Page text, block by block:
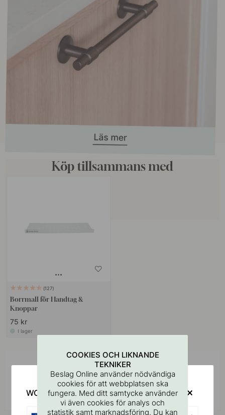
Köp tillsammans med
127
Borrmall för Handtag &
Knoppar
75 kr
I lager
Inspireras av andra
Tagga dina bilder med #beslagonline &
@beslagonline för att synas här!
COOKIES OCH LIKNANDE
TEKNIKER
Beslag Online använder nödvändiga
cookies för att webbplatsen ska
fungera. Med ditt samtycke använder
vi även cookies för analys och
statistik samt marknadsföring. Du kan
WOULD YOU RATHER VISIT?